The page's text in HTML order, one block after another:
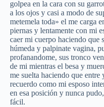
golpea en la cara con su
a los ojos y casi a modo de
metemela toda» el me carga
piernas y lentamente con mi
caer mi cuerpo haciendo que
húmeda y palpinate vagina,
profanandome, sus tronco
de mi mientras el besa y
me suelta haciendo que entre
recuerdo como mi esposo
en esa posición y nunca
fácil.